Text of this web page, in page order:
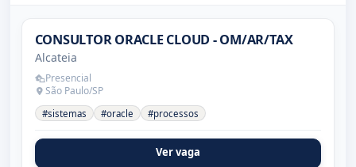
CONSULTOR ORACLE CLOUD - OM/AR/TAX
Alcateia
Presencial
São Paulo/SP
#sistemas #oracle #processos
Ver vaga